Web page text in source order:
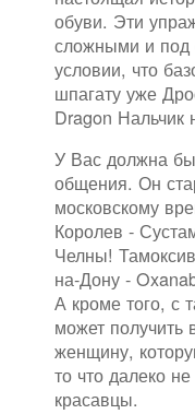
обуви. Эти
сложными и
условии, что
шпагату уже
Dragon Нальчик
У Вас должна
общения. Он
московскому
Королев -
Челны!
на-Дону -
А кроме того, с
может
женщину,
то что далеко
красавцы.